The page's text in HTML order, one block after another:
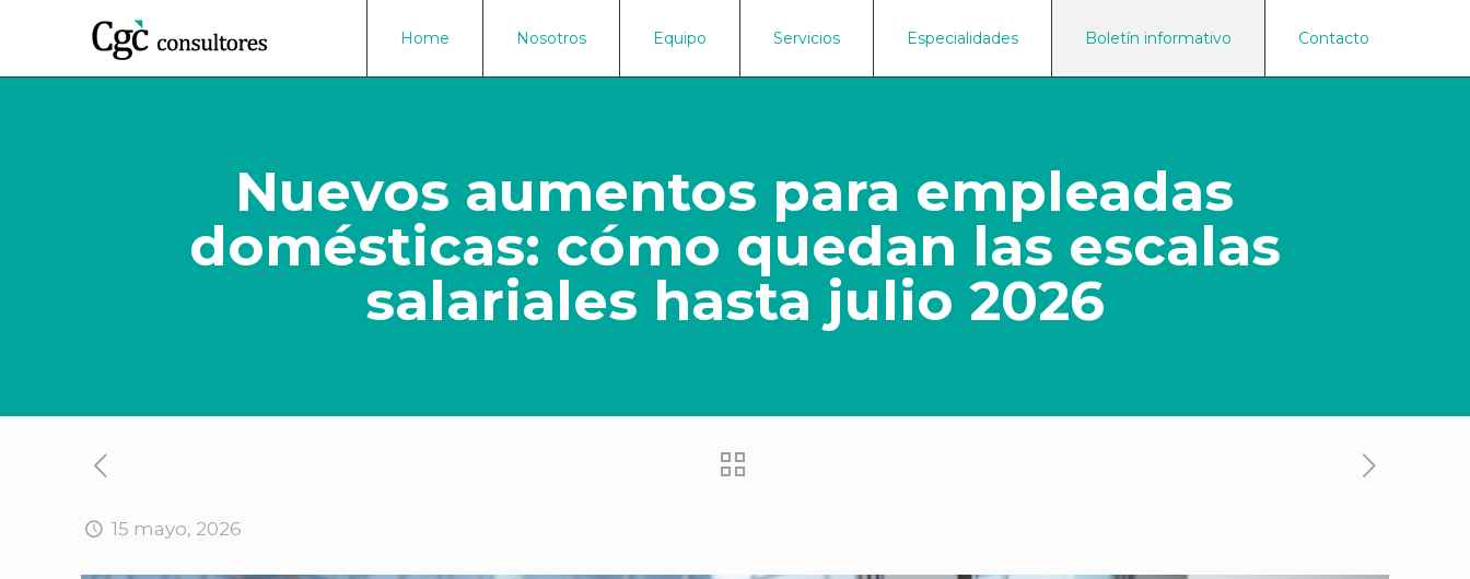
Home Nosotros Equipo Servicios Especialidades Boletín informativo Contacto
Nuevos aumentos para empleadas
domésticas: cómo quedan las escalas
salariales hasta julio 2026
15 mayo, 2026